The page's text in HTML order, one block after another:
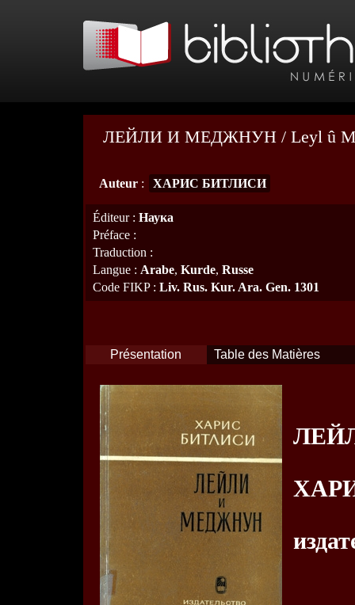
ЛЕЙЛИ И МЕДЖНУН / Leyl û
Auteur : ХАРИС БИТЛИСИ
Éditeur: Hаука
Préface :
Traduction :
Langue : Arabe, Kurde, Russe
Code FIKP: Liv. Rus. Kur. Ara. Gen. 1301
Présentation Table des Matières